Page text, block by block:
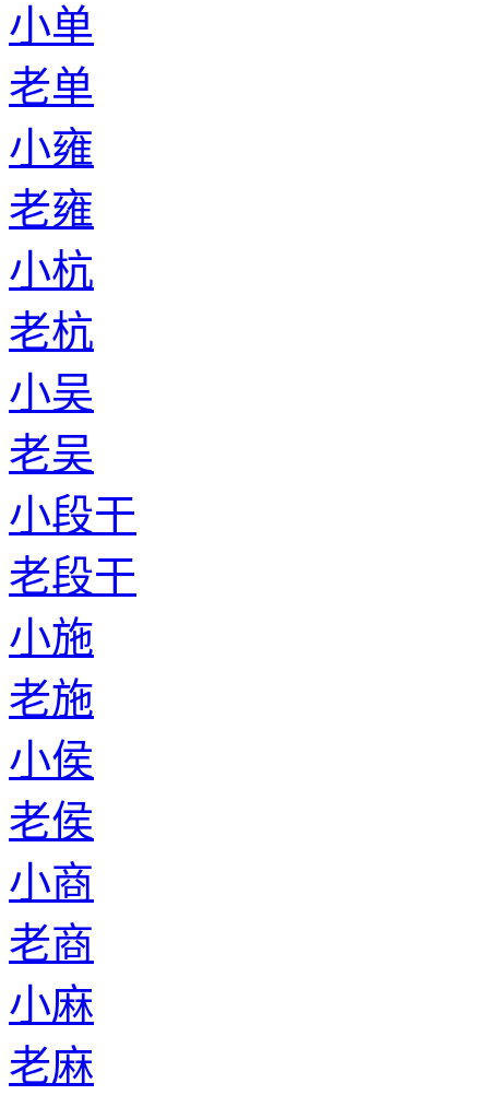
小单
老单
小雍
老雍
小杭
老杭
小吴
老吴
小段干
老段干
小施
老施
小侯
老侯
小商
老商
小麻
老麻